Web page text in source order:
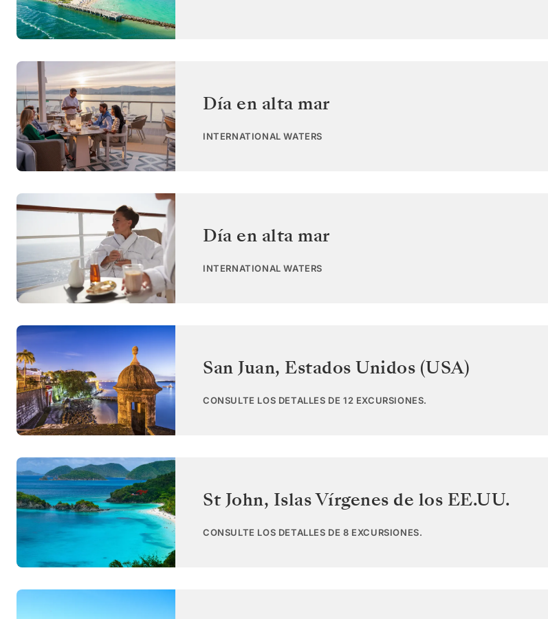
Día en alta mar
INTERNATIONAL WATERS
Día en alta mar
INTERNATIONAL WATERS
San Juan, Estados Unidos (USA)
CONSULTE LOS DETALLES DE 12 EXCURSIONES.
St John, Islas Vírgenes de los EE.UU.
CONSULTE LOS DETALLES DE 8 EXCURSIONES.